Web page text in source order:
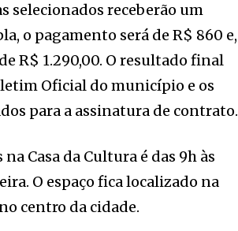
selecionados receberão um
o pagamento será de R$ 860 e,
R$ 1.290,00. O resultado final
Oficial do município e os
para a assinatura de contrato.
Casa da Cultura é das 9h às
O espaço fica localizado na
centro da cidade.